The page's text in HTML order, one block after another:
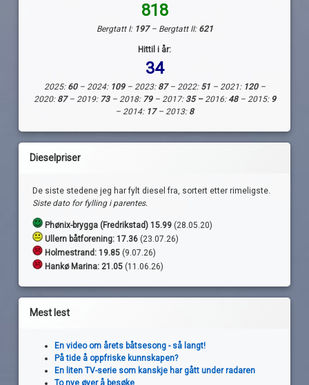
818
Bergtatt I: 197– Bergtatt II: 621
Hittil i år:
34
2025: 60– 2024: 109– 2023: 87– 2022: 51– 2021: 120–
2020: 87– 2019: 73– 2018: 79– 2017: 35 –2016:48– 2015: 9
– 2014: 17– 2013: 8
Dieselpriser
De siste stedene jeg har fylt diesel fra, sortert etter rimeligste.
Siste dato for fylling i parentes.
Phønix-brygga (Fredrikstad) 15.99 (28.05.20)
Ullern båtforening: 17.36 (23.07.26)
Holmestrand: 19.85 (9.07.26)
Hankø Marina: 21.05 (11.06.26)
Mest lest
En video om årets båtsesong - så langt!
På tide å oppfriske kunnskapen?
En liten TV-serie som kanskje har gått under radaren
To nye øyer å besøke